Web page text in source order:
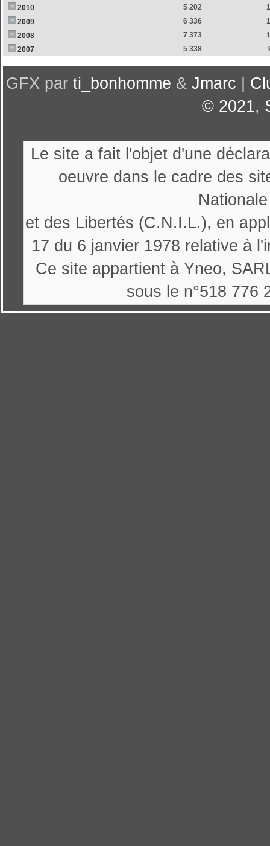
2010
5 202
2009
6 336
2008
7 373
2007
5 338
GFX par ti_bonhomme & Jmarc
© 2021,
Le site a fait l'objet d'une
oeuvre dans le cadre des
et des Libertés (C.N.I.L.), en
17 du 6 janvier 1978 relative à
Ce site appartient à Yneo,
sous le n°518 776